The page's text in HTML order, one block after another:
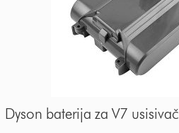
Dyson baterija za V7 usisivač